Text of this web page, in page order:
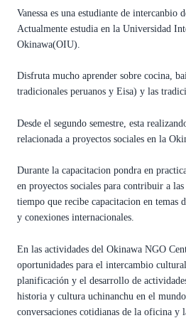
Vanessa es una estudiante de intercanbio
Actualmente estudia en la Universidad
Okinawa(OIU).
Disfruta mucho aprender sobre cocina,
tradicionales peruanos y Eisa) y las
Desde el segundo semestre, esta
relacionada a proyectos sociales en la
Durante la capacitacion pondra en
en proyectos sociales para contribuir a
tiempo que recibe capacitacion en temas
y conexiones internacionales.
En las actividades del Okinawa NGO
oportunidades para el intercambio
planificación y el desarrollo de
historia y cultura uchinanchu en el
conversaciones cotidianas de la oficina y